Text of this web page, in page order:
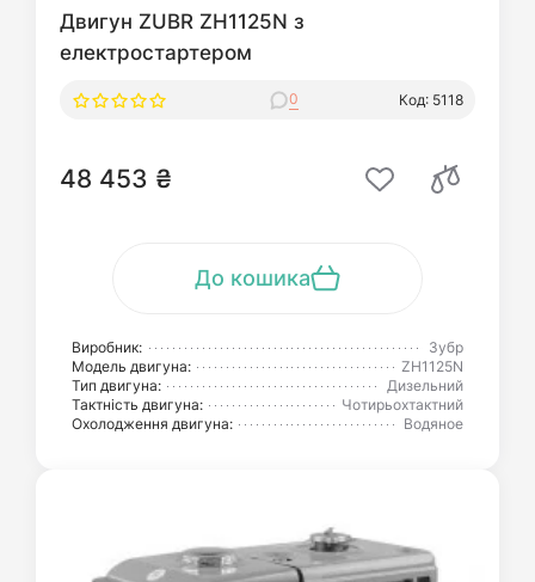
Двигун ZUBR ZH1125N з
електростартером
0 Код: 5118
48 453 ₴
До кошика
Виробник:
Зубр
Модель двигуна:
ZH1125N
Тип двигуна:
Дизельний
Тактність двигуна:
Чотирьохтактний
Охолодження двигуна:
Водяное